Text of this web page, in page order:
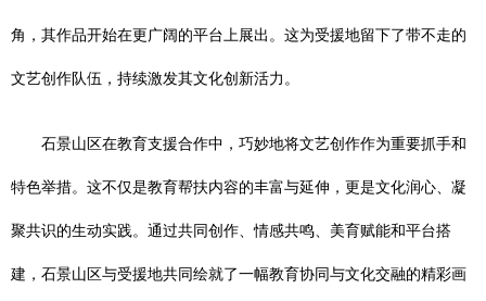
角，其作品开始在更广阔的平台上展出。这为受援地留下了带不走的
文艺创作队伍，持续激发其文化创新活力。
石景山区在教育支援合作中，巧妙地将文艺创作作为重要抓手和
特色举措。这不仅是教育帮扶内容的丰富与延伸，更是文化润心、凝
聚共识的生动实践。通过共同创作、情感共鸣、美育赋能和平台搭
建，石景山区与受援地共同绘就了一幅教育协同与文化交融的精彩画